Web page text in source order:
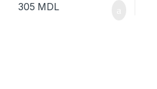
305 MDL